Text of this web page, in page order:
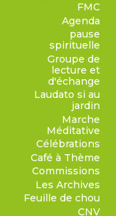
FMC
Agenda
pause
spirituelle
Groupe de
lecture et
d'échange
Laudato si au
jardin
Marche
Méditative
Célébrations
Café à Thème
Commissions
Les Archives
Feuille de chou
CNV